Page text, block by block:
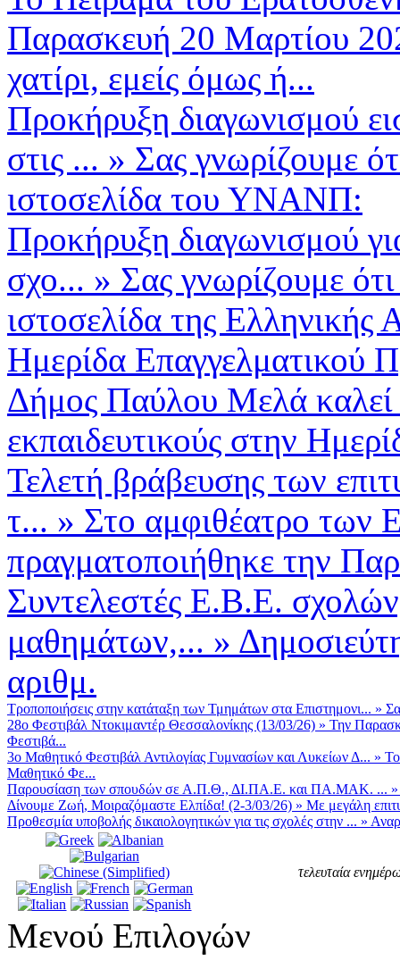
Παρασκευή 20 Μαρτίου
χατίρι, εμείς όμως ή...
Προκήρυξη διαγωνισμού
στις ... » Σας γνωρίζουμε
ιστοσελίδα του ΥΝΑΝΠ:
Προκήρυξη διαγωνισμού
σχο... » Σας γνωρίζουμε
ιστοσελίδα της Ελληνικής
Ημερίδα Επαγγελματικού
Δήμος Παύλου Μελά καλεί
εκπαιδευτικούς στην
Τελετή βράβευσης των
τ... » Στο αμφιθέατρο
πραγματοποιήθηκε την
Συντελεστές Ε.Β.Ε.
μαθημάτων,... »
αριθμ.
Τροποποιήσεις στην κατάταξη των Τμημάτων στα Επιστημονι... »
28ο Φεστιβάλ Ντοκιμαντέρ Θεσσαλονίκης (13/03/26) » Την
Φεστιβά...
3ο Μαθητικό Φεστιβάλ Αντιλογίας Γυμνασίων και Λυκείων Δ... »
Μαθητικό Φε...
Παρουσίαση των σπουδών σε Α.Π.Θ., ΔΙ.ΠΑ.Ε. και ΠΑ.ΜΑΚ. ...
Δίνουμε Ζωή, Μοιραζόμαστε Ελπίδα! (2-3/03/26) » Με μεγάλη
Προθεσμία υποβολής δικαιολογητικών για τις σχολές στην ... »
τελευταία
Μενού Επιλογών